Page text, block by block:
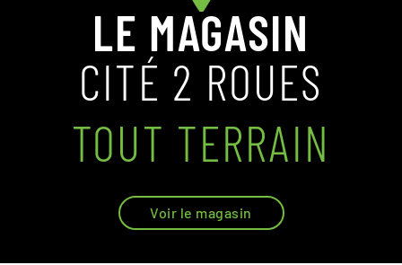
LE MAGASIN
CITÉ 2 ROUES
TOUT TERRAIN
Voir le magasin